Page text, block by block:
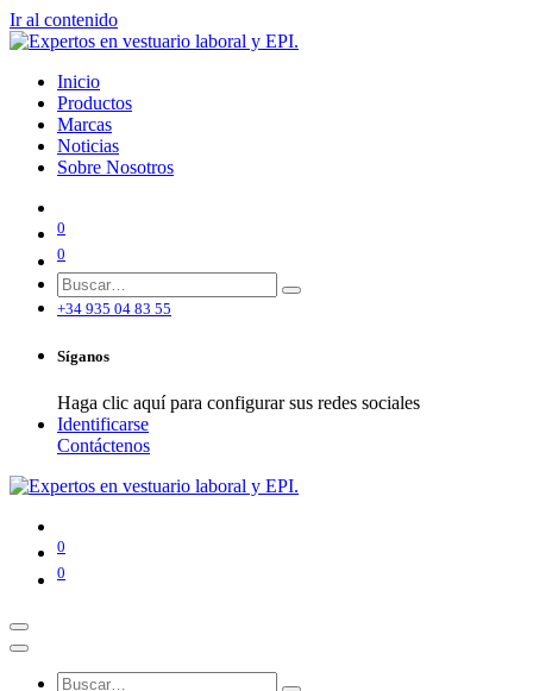
Ir al contenido
Inicio
Productos
Marcas
Noticias
Sobre Nosotros
0
0
+34 935 04 83 55
Síganos
Haga clic aquí para configurar sus redes sociales
Identificarse
Contáctenos
0
0